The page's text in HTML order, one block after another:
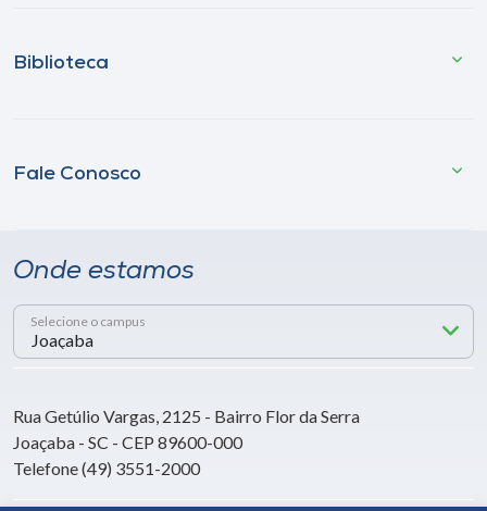
Biblioteca
Fale Conosco
Onde estamos
Selecione o campus
Rua Getúlio Vargas, 2125 - Bairro Flor da Serra
Joaçaba - SC - CEP 89600-000
Telefone (49) 3551-2000